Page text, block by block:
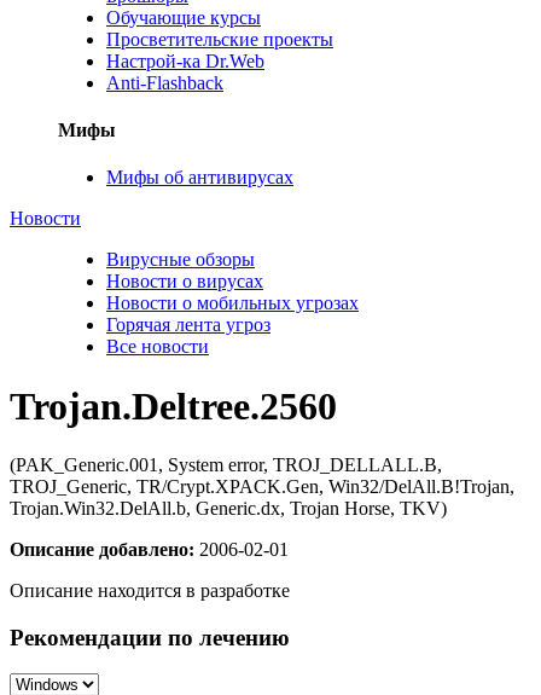
Обучающие курсы
Просветительские проекты
Настрой-ка Dr.Web
Anti-Flashback
Мифы
Мифы об антивирусах
Новости
Вирусные обзоры
Новости о вирусах
Новости о мобильных угрозах
Горячая лента угроз
Все новости
Trojan.Deltree.2560
(PAK_Generic.001, System error, TROJ_DELLALL.B,
TROJ_Generic, TR/Crypt.XPACK.Gen, Win32/DelAll.B!Trojan,
Trojan.Win32.DelAll.b, Generic.dx, Trojan Horse, TKV)
Описание добавлено: 2006-02-01
Описание находится в разработке
Рекомендации по лечению